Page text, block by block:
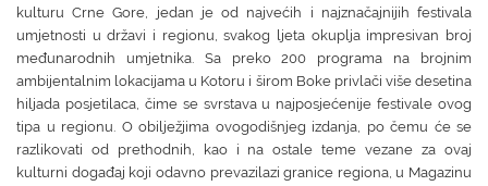
kulturu Crne Gore, jedan je od najvećih i najznačajnijih festivala
umjetnosti u državi i regionu, svakog ljeta okuplja impresivan broj
međunarodnih umjetnika. Sa preko 200 programa na brojnim
ambijentalnim lokacijama u Kotoru i širom Boke privlači više desetina
hiljada posjetilaca, čime se svrstava u najposjećenije festivale ovog
tipa u regionu. O obilježjima ovogodišnjeg izdanja, po čemu će se
razlikovati od prethodnih, kao i na ostale teme vezane za ovaj
kulturni događaj koji odavno prevazilazi granice regiona, u Magazinu